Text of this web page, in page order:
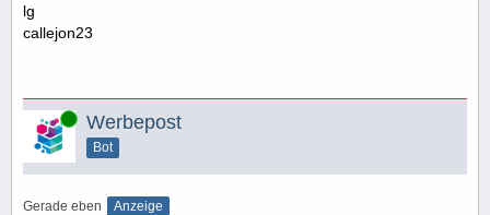
lg
callejon23
Online Werbepost
Bot
Gerade eben Anzeige